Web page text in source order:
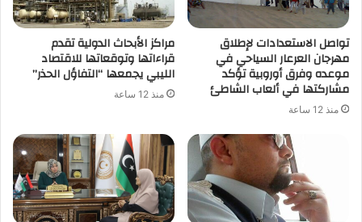
تواصل الاستعدادات لإطلاق
مهرجان العرعار السياحي في
موعده وفرق أوروبية تؤكد
مشاركتها في ألعاب الشاطئ
منذ 12 ساعة
مراكز الأبحاث الدولية تقدم
قراءاتها وتوقعاتها للاقتصاد
الليبي يجمعها “التفاؤل الحذر”
منذ 12 ساعة